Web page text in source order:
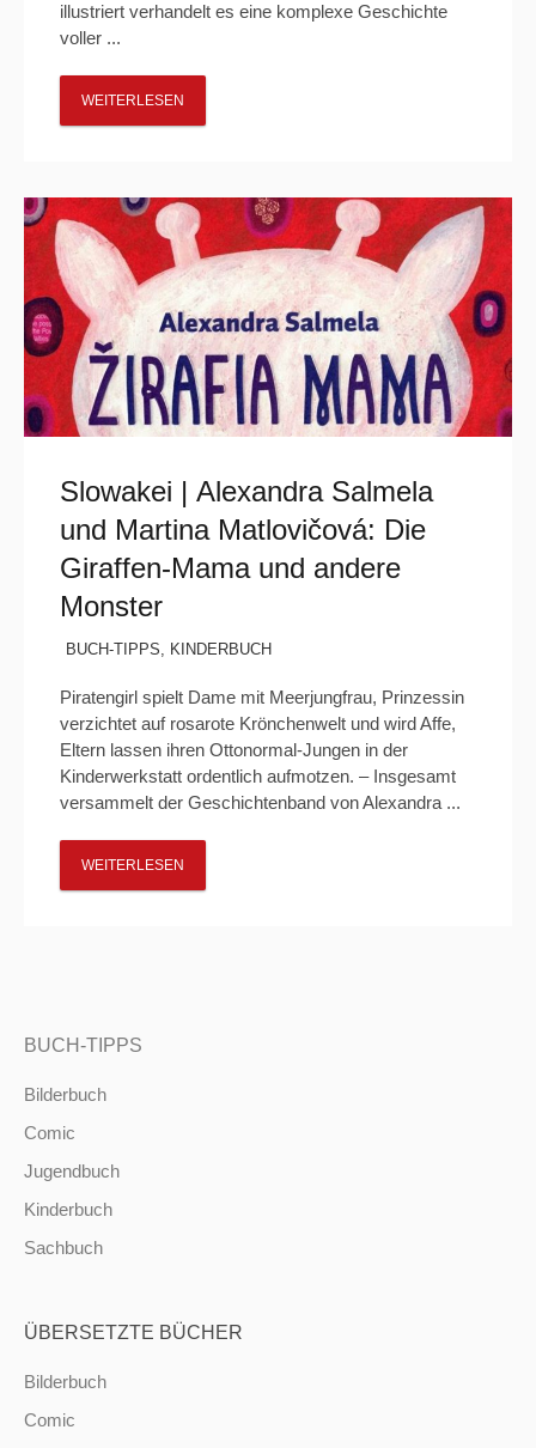
illustriert verhandelt es eine komplexe Geschichte
voller ...
WEITERLESEN
Slowakei | Alexandra Salmela
und Martina Matlovičová: Die
Giraffen-Mama und andere
Monster
BUCH-TIPPS, KINDERBUCH
Piratengirl spielt Dame mit Meerjungfrau, Prinzessin
verzichtet auf rosarote Krönchenwelt und wird Affe,
Eltern lassen ihren Ottonormal-Jungen in der
Kinderwerkstatt ordentlich aufmotzen. – Insgesamt
versammelt der Geschichtenband von Alexandra ...
WEITERLESEN
BUCH-TIPPS
Bilderbuch
Comic
Jugendbuch
Kinderbuch
Sachbuch
ÜBERSETZTE BÜCHER
Bilderbuch
Comic